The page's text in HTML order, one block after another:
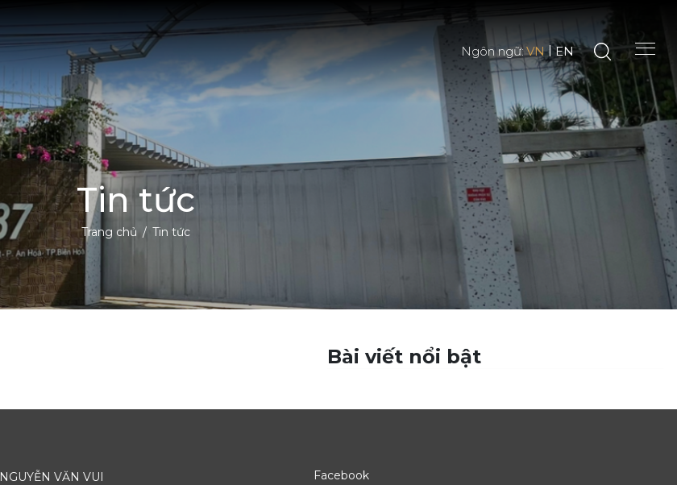
Ngôn ngữ: VN | EN
Tin tức
Trang chủ Tin tức
Bài viết nổi bật
VĂN VUI
Facebook